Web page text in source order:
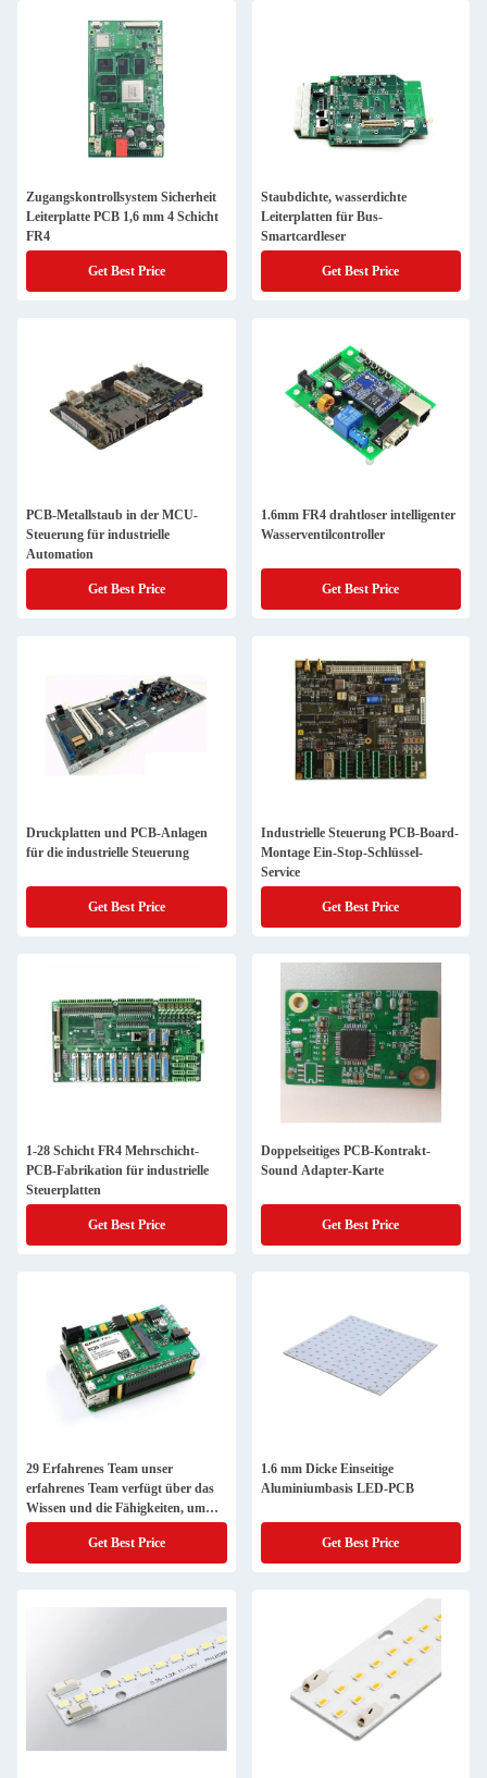
Zugangskontrollsystem Sicherheit
Leiterplatte PCB 1,6 mm 4 Schicht
FR4
Get Best Price
Staubdichte, wasserdichte
Leiterplatten für Bus-
Smartcardleser
Get Best Price
PCB-Metallstaub in der MCU-
Steuerung für industrielle
Automation
Get Best Price
1.6mm FR4 drahtloser intelligenter
Wasserventilcontroller
Get Best Price
Druckplatten und PCB-Anlagen
für die industrielle Steuerung
Get Best Price
Industrielle Steuerung PCB-Board-
Montage Ein-Stop-Schlüssel-
Service
Get Best Price
1-28 Schicht FR4 Mehrschicht-
PCB-Fabrikation für industrielle
Steuerplatten
Get Best Price
Doppelseitiges PCB-Kontrakt-
Sound Adapter-Karte
Get Best Price
29 Erfahrenes Team unser
erfahrenes Team verfügt über das
Wissen und die Fähigkeiten, um
komplexe PCB-Montageprojekte zu
Get Best Price
1.6 mm Dicke Einseitige
Aluminiumbasis LED-PCB
Get Best Price